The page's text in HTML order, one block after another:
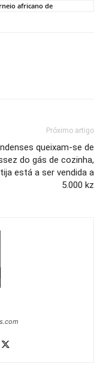
africano de
Próximo artigo
queixam-se de
do gás de cozinha,
está a ser vendida a
5.000 kz